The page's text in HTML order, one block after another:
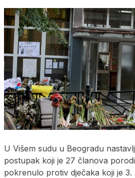
U Višem sudu u Beogradu
postupak koji je 27 članova
pokrenulo protiv dječaka koji je 3.